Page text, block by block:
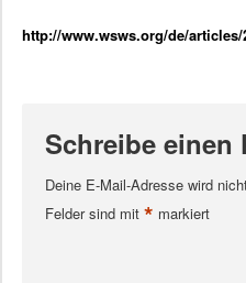
http://www.wsws.org/de/articles/
Schreibe einen
Deine E-Mail-Adresse wird
Felder sind mit * markiert